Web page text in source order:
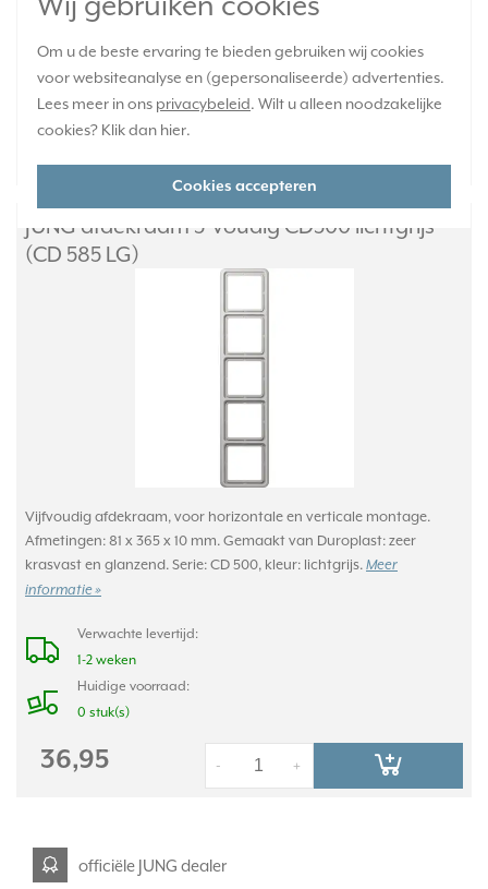
Om u de beste ervaring te bieden gebruiken wij cookies
voor websiteanalyse en (gepersonaliseerde) advertenties.
Lees meer in ons privacybeleid. Wilt u alleen noodzakelijke
cookies? Klik dan hier.
Cookies accepteren
Verwachte levertijd:
1-2 weken
Huidige voorraad:
0 stuk(s)
JUNG afdekraam 5-voudig CD500 lichtgrijs
(CD 585 LG)
Vijfvoudig afdekraam, voor horizontale en verticale montage.
Afmetingen: 81 x 365 x 10 mm. Gemaakt van Duroplast: zeer
krasvast en glanzend. Serie: CD 500, kleur: lichtgrijs. Meer
informatie »
Verwachte levertijd:
1-2 weken
Huidige voorraad:
0 stuk(s)
36,95 +
-
officiële JUNG dealer